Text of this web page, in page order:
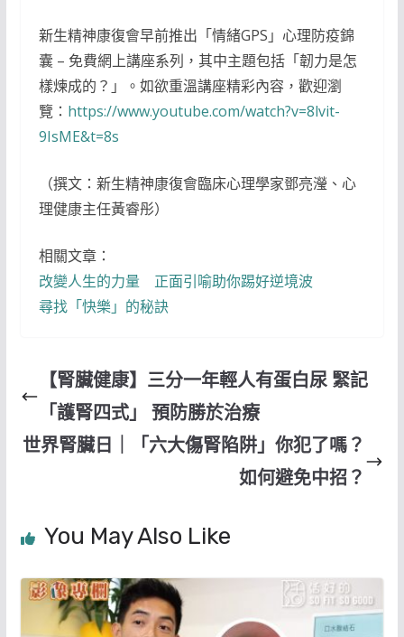
新生精神康復會早前推出「情緒GPS」心理防疫錦
囊 – 免費網上講座系列，其中主題包括「韌力是怎
樣煉成的？」。如欲重溫講座精彩內容，歡迎瀏
覽： https://www.youtube.com/watch?v=8lvit-
9IsME&t=8s
（撰文：新生精神康復會臨床心理學家鄧亮瀅、心
理健康主任黃睿彤）
相關文章：
改變人生的力量 正面引喻助你踢好逆境波
尋找「快樂」的秘訣
【腎臟健康】三分一年輕人有蛋白尿 緊記
「護腎四式」 預防勝於治療
世界腎臟日｜「六大傷腎陷阱」你犯了嗎？
如何避免中招？
You May Also Like